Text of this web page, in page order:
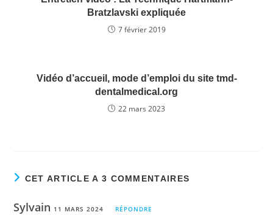
Bratzlavski expliquée
7 février 2019
Vidéo d’accueil, mode d’emploi du site tmd-
dentalmedical.org
22 mars 2023
CET ARTICLE A 3 COMMENTAIRES
Sylvain 11 MARS 2024 RÉPONDRE